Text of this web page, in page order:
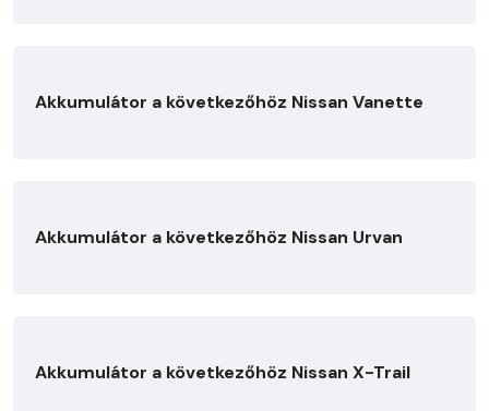
Akkumulátor a következőhöz Nissan Vanette
Akkumulátor a következőhöz Nissan Urvan
Akkumulátor a következőhöz Nissan X-Trail